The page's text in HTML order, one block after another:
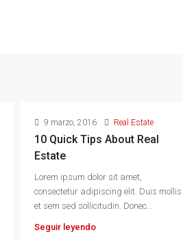
9 marzo, 2016 Real Estate
10 Quick Tips About Real
Estate
Lorem ipsum dolor sit amet,
consectetur adipiscing elit. Duis mollis
et sem sed sollicitudin. Donec...
Seguir leyendo